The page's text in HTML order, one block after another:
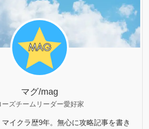
マグ/mag
ーズチームリーダー愛好家
イクラ歴9年。無心に攻略記事を書き